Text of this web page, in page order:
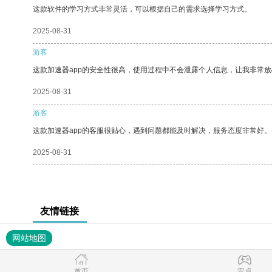
这款软件的学习方式非常灵活，可以根据自己的需求选择学习方式。
2025-08-31
游客
这款加速器app的安全性很高，使用过程中不会泄露个人信息，让我非常放
2025-08-31
游客
这款加速器app的客服很贴心，遇到问题都能及时解决，服务态度非常好。
2025-08-31
友情链接
网站地图